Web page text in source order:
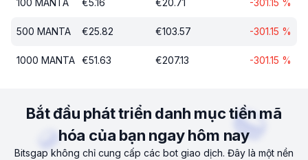
100 MANTA €5.16 €20.71 -301.15 %
500 MANTA €25.82 €103.57 -301.15 %
1000 MANTA €51.63 €207.13 -301.15 %
Bắt đầu phát triển danh mục tiền mã
hóa của bạn ngay hôm nay
Bitsgap không chỉ cung cấp các bot giao dịch. Đây là một nền